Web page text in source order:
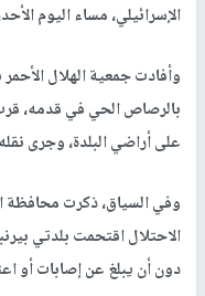
الإسرائيلي، مساء اليوم
وأفادت جمعية الهلال
بالرصاص الحي في قدمه،
على أراضي البلدة، وجرى
وفي السياق، ذكرت
الاحتلال اقتحمت بلدتي
دون أن يبلغ عن إصابات أو